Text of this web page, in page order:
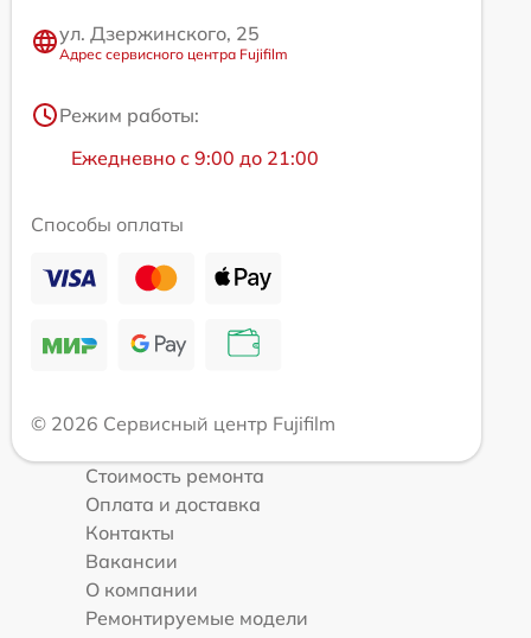
ул. Дзержинского, 25
Адрес сервисного центра Fujifilm
Режим работы:
Ежедневно с 9:00 до 21:00
Способы оплаты
© 2026 Сервисный центр Fujifilm
Стоимость ремонта
Оплата и доставка
Контакты
Вакансии
О компании
Ремонтируемые модели